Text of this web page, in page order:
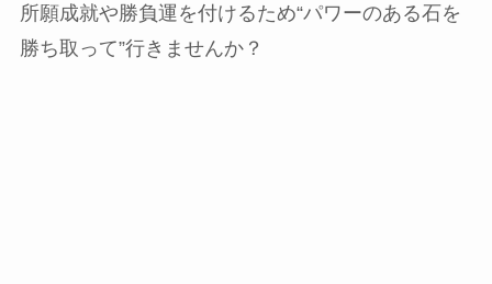
所願成就や勝負運を付けるため“パワーのある石を
勝ち取って”行きませんか？